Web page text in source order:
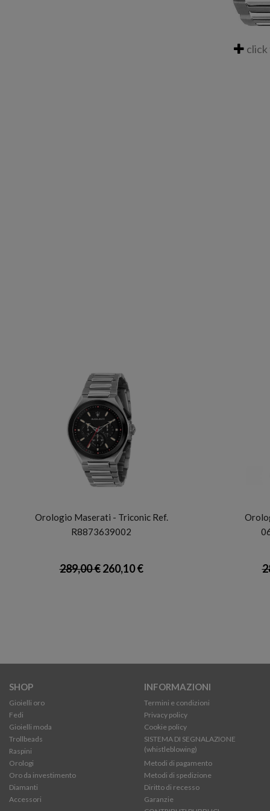
click
Orologio Maserati - Triconic Ref.
R8873639002
289,00 €260,10 €
SHOP
Gioielli oro
Fedi
Gioielli moda
Trollbeads
Raspini
Orologi
Oro da investimento
Diamanti
Accessori
INFORMAZIONI
Termini e condizioni
Privacy policy
Cookie policy
SISTEMA DI SEGNALAZIONE
(whistleblowing)
Metodi di pagamento
Metodi di spedizione
Diritto di recesso
Garanzie